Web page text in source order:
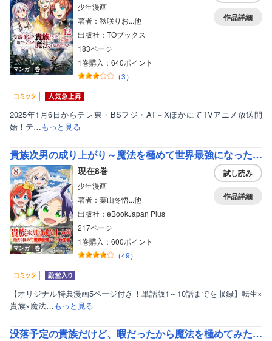
マンガ｜巻
少年漫画
著者：秋咲りお...他
出版社：TOブックス
183ページ
1巻購入：640ポイント
（3）
作品詳細
2025年1月6日からテレ東・BSフジ・AT－XほかにてTVアニメ放送開
始！テ…もっと見る
貴族次男の成り上がり～魔法を極めて世界最強になった転生者～（合本版）
マンガ｜巻
現在8巻
少年漫画
著者：葉山冬悟...他
出版社：eBookJapan Plus
217ページ
1巻購入：600ポイント
（49）
試し読み
作品詳細
【オリジナル特典漫画5ページ付き！単話版1～10話までを収録】転生×
貴族×魔法…もっと見る
没落予定の貴族だけど、暇だったから魔法を極めてみた～クリスはご主人様が大好き！～